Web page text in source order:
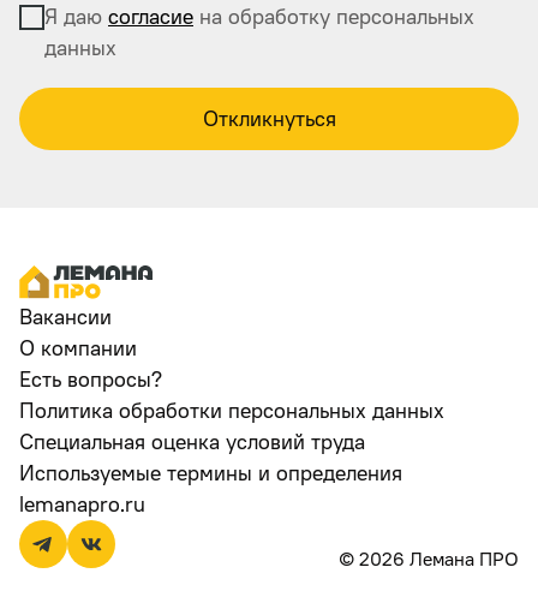
Я даю согласие на обработку персональных
данных
Откликнуться
Вакансии
О компании
Есть вопросы?
Политика обработки персональных данных
Специальная оценка условий труда
Используемые термины и определения
lemanapro.ru
© 2026 Лемана ПРО